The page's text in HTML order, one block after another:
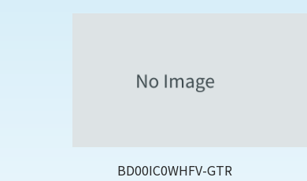
BD00IC0WHFV-GTR